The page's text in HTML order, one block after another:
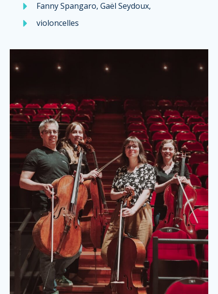
Fanny Spangaro, Gaël Seydoux,
violoncelles